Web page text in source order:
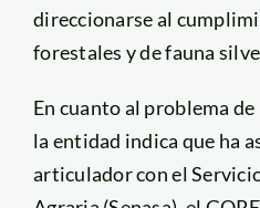
direccionarse al
forestales y de fauna
En cuanto al problema de
la entidad indica que ha
articulador con el